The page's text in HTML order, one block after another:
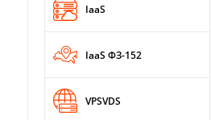
IaaS
IaaS ФЗ-152
VPSVDS